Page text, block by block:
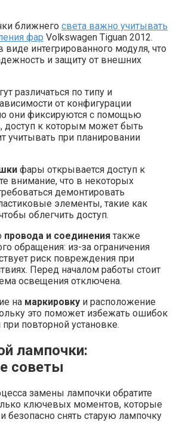
ближнего света важно учитывать
фар Volkswagen Tiguan 2012.
интегрированного модуля, что
и защиту от внешних
различаться по типу и
от конфигурации
они фиксируются с помощью
доступ к которым может быть
учитывать при планировании
фары открывается доступ к
внимание, что в некоторых
демонтировать
элементы, такие как
облегчить доступ.
провода и соединения также
обращения: из-за ограничения
риск повреждения при
Перед началом работы стоит
освещения отключена.
на маркировку и расположение
это поможет избежать ошибок
повторной установке.
лампочки:
советы
замены лампочки обратите
ключевых моментов, которые
безопасно снять старую лампочку